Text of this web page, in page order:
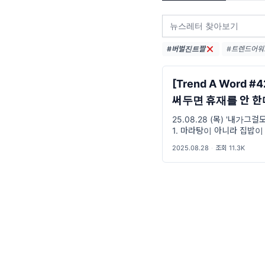
#버벌진트짤
#트렌드어
[Trend A Word
써두면 휴재를 안
가 그걸 모를까…
25.08.28 (목) '내가그걸
1. 마라탕이 아니라 집밥
데 순위가 어쨌다고? 내가
까? 정 OO 씨
2025.08.28 · 조회 11.3K